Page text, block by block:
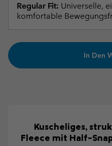
Regular Fit: Universelle,
komfortable
In Den
Kuscheliges,
Fleece mit Half-